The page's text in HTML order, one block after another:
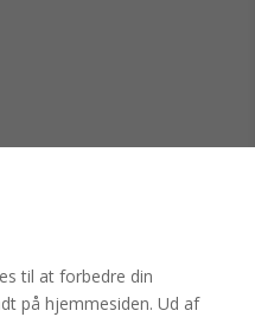
til at forbedre din
på hjemmesiden. Ud af